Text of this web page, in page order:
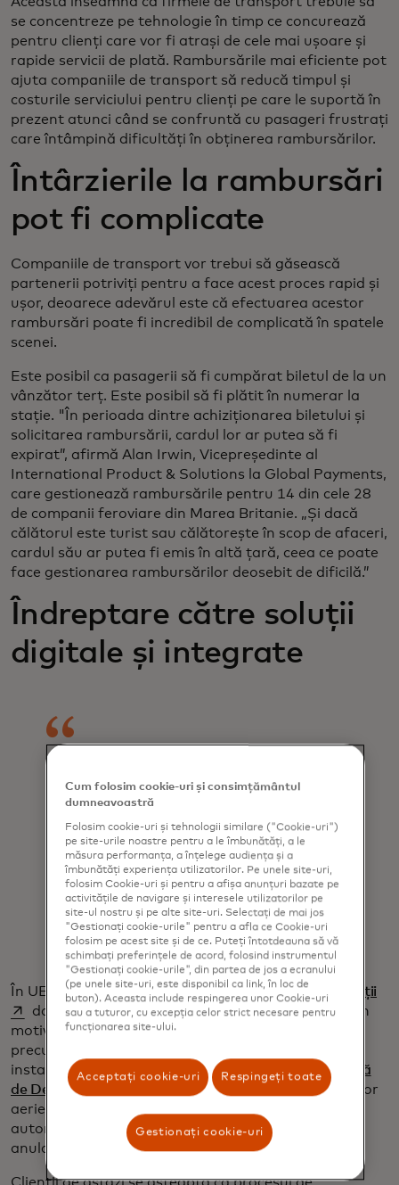
se concentreze pe tehnologie în timp ce concurează
pentru clienți care vor fi atrași de cele mai ușoare și
rapide servicii de plată. Rambursările mai eficiente pot
ajuta companiile de transport să reducă timpul și
costurile serviciului pentru clienți pe care le suportă în
prezent atunci când se confruntă cu pasageri frustrați
care întâmpină dificultăți în obținerea rambursărilor.
Întârzierile la rambursări
pot fi complicate
Companiile de transport vor trebui să găsească
partenerii potriviți pentru a face acest proces rapid și
ușor, deoarece adevărul este că efectuarea acestor
rambursări poate fi incredibil de complicată în spatele
scenei.
Este posibil ca pasagerii să fi cumpărat biletul de la un
vânzător terț. Este posibil să fi plătit în numerar la
stație. "În perioada dintre achiziționarea biletului și
solicitarea rambursării, cardul lor ar putea să fi
expirat”, afirmă Alan Irwin, Vicepreședinte al
International Product & Solutions la Global Payments,
care gestionează rambursările pentru 14 din cele 28
de companii feroviare din Marea Britanie. „Și dacă
călătorul este turist sau călătorește în scop de afaceri,
cardul său ar putea fi emis în altă țară, ceea ce poate
face gestionarea rambursărilor deosebit de dificilă.”
Îndreptare către soluții
digitale și integrate
Pe măsură ce tot mai mulți oameni
călătoresc în prezent, există o nevoie
tot mai mare de a simplifica procesul
de compensare atunci când apar
întârzieri în călătorie,
Tulsi Narayan Head of Commercial & New
Payment Flows Europe at Mastercard
În UE, pasagerii aerieni au deja dreptul la compensații
dacă zborurile lor sunt întârziate sau anulate din
motive altele decât „circumstanțe extraordinare”
precum vremea, riscurile de securitate sau
instabilitatea politică. Și în SUA, o
nouă regulă emisă
de Departamentul Transporturilor
opens in a new tab
cere companiilor
aeriene să ofere prompt pasagerilor rambursări
automate atunci când zborurile sunt întârziate sau
anulate.
Cum folosim cookie-uri și consimțământul
dumneavoastră
Folosim cookie-uri și tehnologii similare ("Cookie-uri")
pe site-urile noastre pentru a le îmbunătăți, a le
măsura performanța, a înțelege audiența și a
îmbunătăți experiența utilizatorilor. Pe unele site-uri,
folosim Cookie-uri și pentru a afișa anunțuri bazate pe
activitățile de navigare și interesele utilizatorilor pe
site-ul nostru și pe alte site-uri. Selectați de mai jos
"Gestionați cookie-urile" pentru a afla ce Cookie-uri
folosim pe acest site și de ce. Puteți întotdeauna să vă
schimbați preferințele de acord, folosind instrumentul
"Gestionați cookie-urile", din partea de jos a ecranului
(pe unele site-uri, este disponibil ca link, în loc de
buton). Aceasta include respingerea unor Cookie-uri
sau a tuturor, cu excepția celor strict necesare pentru
funcționarea site-ului.
Acceptați cookie-uri Respingeți toate
Gestionați cookie-uri